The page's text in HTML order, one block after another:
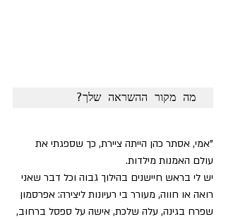
מה מקור ההשראה שלך?
"אמי, אסתר כהן הייתה ציירת, כך שספגתי את
עולם האמנות מילדות.
יש לי בראש חיישנים בהילוך גבוה וכל דבר שאני
רואה או חווה, מעורר בי רעיונות ליצירה: אפרסמון
שפרח בגינה, עלה שלכת, אישה על ספסל ברחוב,